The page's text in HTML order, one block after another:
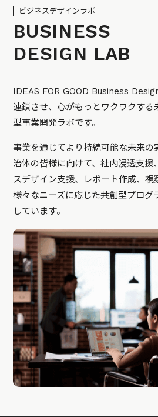
ビジネスデザインラボ
BUSINESS
DESIGN LAB
IDEAS FOR GOOD Business
連鎖させ、心がもっとワクワクする
型事業開発ラボです。
事業を通じてより持続可能な未来の
治体の皆様に向けて、社内浸透支援
スデザイン支援、レポート作成、視
様々なニーズに応じた共創型プログ
しています。